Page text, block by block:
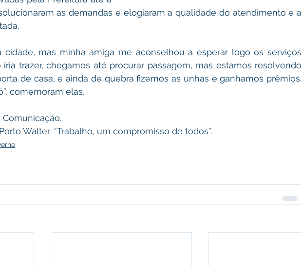
as demandas e elogiaram a qualidade do atendimento e a
cidade, mas minha amiga me aconselhou a esperar logo os serviços
trazer, chegamos até procurar passagem, mas estamos resolvendo
de casa, e ainda de quebra fizemos as unhas e ganhamos prêmios.
comemoram elas.
Comunicação.
Walter: “Trabalho, um compromisso de todos”.